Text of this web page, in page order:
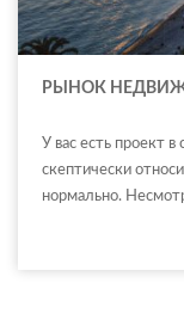
РЫНОК
У вас есть проект
скептически
нормально.